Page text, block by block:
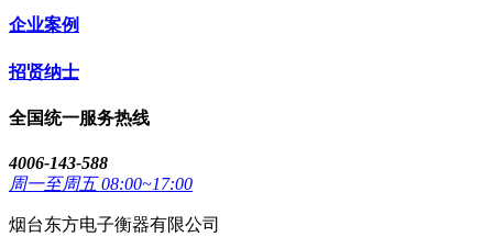
企业案例
招贤纳士
全国统一服务热线
4006-143-588
周一至周五 08:00~17:00
烟台东方电子衡器有限公司